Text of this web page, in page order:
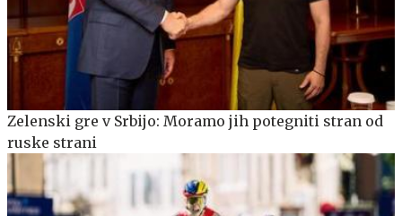
Zelenski gre v Srbijo: Moramo jih potegniti stran od
ruske strani